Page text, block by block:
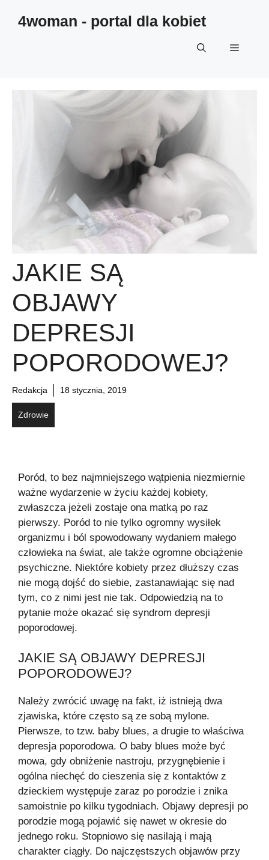
4woman - portal dla kobiet
JAKIE SĄ
OBJAWY
DEPRESJI
POPORODOWEJ?
Redakcja 18 stycznia, 2019
Zdrowie
Poród, to bez najmniejszego wątpienia niezmiernie
ważne wydarzenie w życiu każdej kobiety,
zwłaszcza jeżeli zostaje ona matką po raz
pierwszy. Poród to nie tylko ogromny wysiłek
organizmu i ból spowodowany wydaniem małego
człowieka na świat, ale także ogromne obciążenie
psychiczne. Niektóre kobiety przez dłuższy czas
nie mogą dojść do siebie, zastanawiając się nad
tym, co z nimi jest nie tak. Odpowiedzią na to
pytanie może okazać się syndrom depresji
poporodowej.
JAKIE SĄ OBJAWY DEPRESJI
POPORODOWEJ?
Należy zwrócić uwagę na fakt, iż istnieją dwa
zjawiska, które często są ze sobą mylone.
Pierwsze, to tzw. baby blues, a drugie to właściwa
depresja poporodowa. O baby blues może być
mowa, gdy obniżenie nastroju, przygnębienie i
ogólna niechęć do cieszenia się z kontaktów z
dzieckiem występuje zaraz po porodzie i znika
samoistnie po kilku tygodniach. Objawy depresji po
porodzie mogą pojawić się nawet w okresie do
jednego roku. Stopniowo się nasilają i mają
charakter ciągły. Do najczęstszych objawów przy